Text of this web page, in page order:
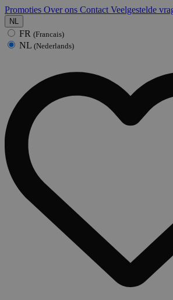
Promoties Over ons Contact Veelgestelde
NL
FR (Francais)
NL (Nederlands)